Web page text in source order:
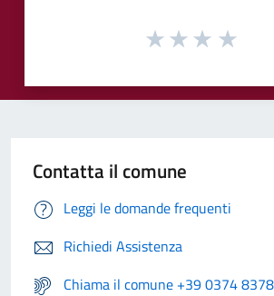
Contatta il comune
Leggi le domande frequenti
Richiedi Assistenza
Chiama il comune +39 0374